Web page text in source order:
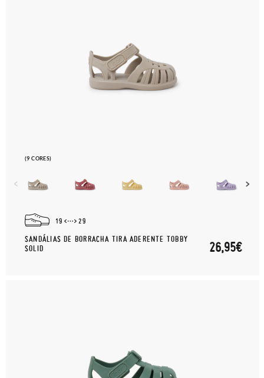
(9 CORES)
19 29
SANDÁLIAS DE BORRACHA TIRA ADERENTE TOBBY
SOLID
26,95€